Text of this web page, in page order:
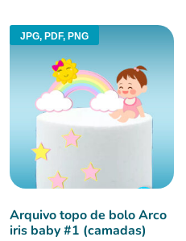
JPG, PDF, PNG
Arquivo topo de bolo Arco
iris baby #1 (camadas)